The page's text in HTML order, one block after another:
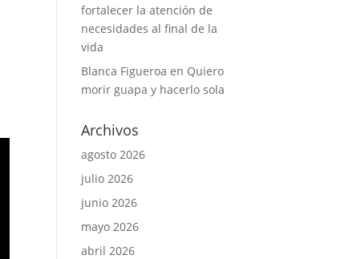
fortalecer la atención de
necesidades al final de la
vida
Blanca Figueroa en Quiero
morir guapa y hacerlo sola
Archivos
agosto 2026
julio 2026
junio 2026
mayo 2026
abril 2026